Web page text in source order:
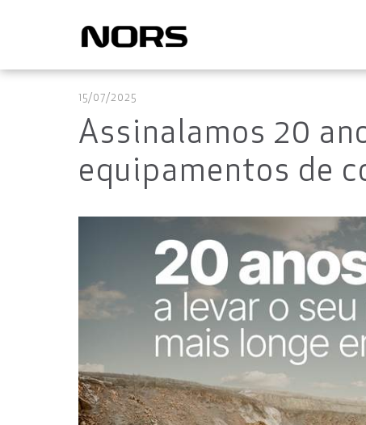
15/07/2025
Assinalamos 20
equipamentos de